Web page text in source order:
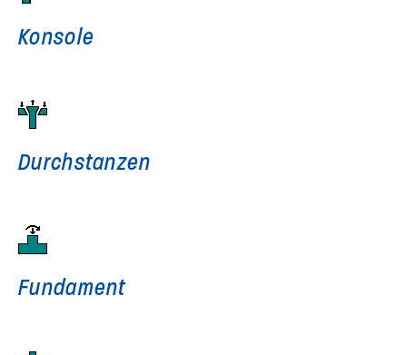
Konsole
Durchstanzen
Fundament